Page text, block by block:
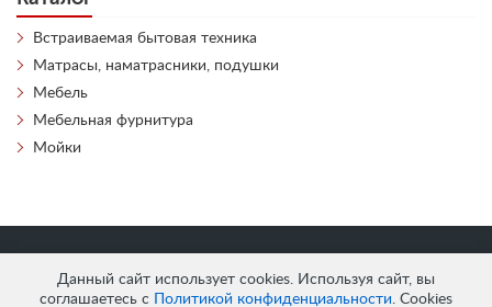
Данный сайт использует cookies. Используя сайт, вы
соглашаетесь с
Политикой конфиденциальности. Cookies
Встраиваемая бытовая техника
Матрасы, наматрасники, подушки
Мебель
Мебельная фурнитура
Мойки